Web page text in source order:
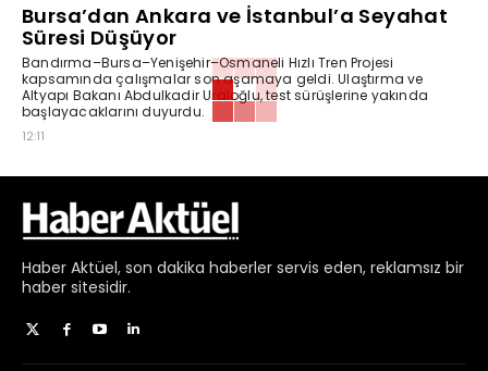
Bursa’dan Ankara ve İstanbul’a Seyahat
Süresi Düşüyor
Bandırma–Bursa–Yenişehir–Osmaneli Hızlı Tren Projesi
kapsamında çalışmalar son aşamaya geldi. Ulaştırma ve
Altyapı Bakanı Abdulkadir Uraloğlu, test sürüşlerine yakında
başlayacaklarını duyurdu.
12:11
Haber Aktüel, son dakika haberler servis eden, reklamsız bir
haber sitesidir.